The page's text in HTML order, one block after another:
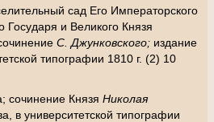
сад Его Императорского
Государя и Великого Князя
С. Джунковского; издание
типографии 1810 г. (2) 10
сочинение Князя Николая
в университетской типографии